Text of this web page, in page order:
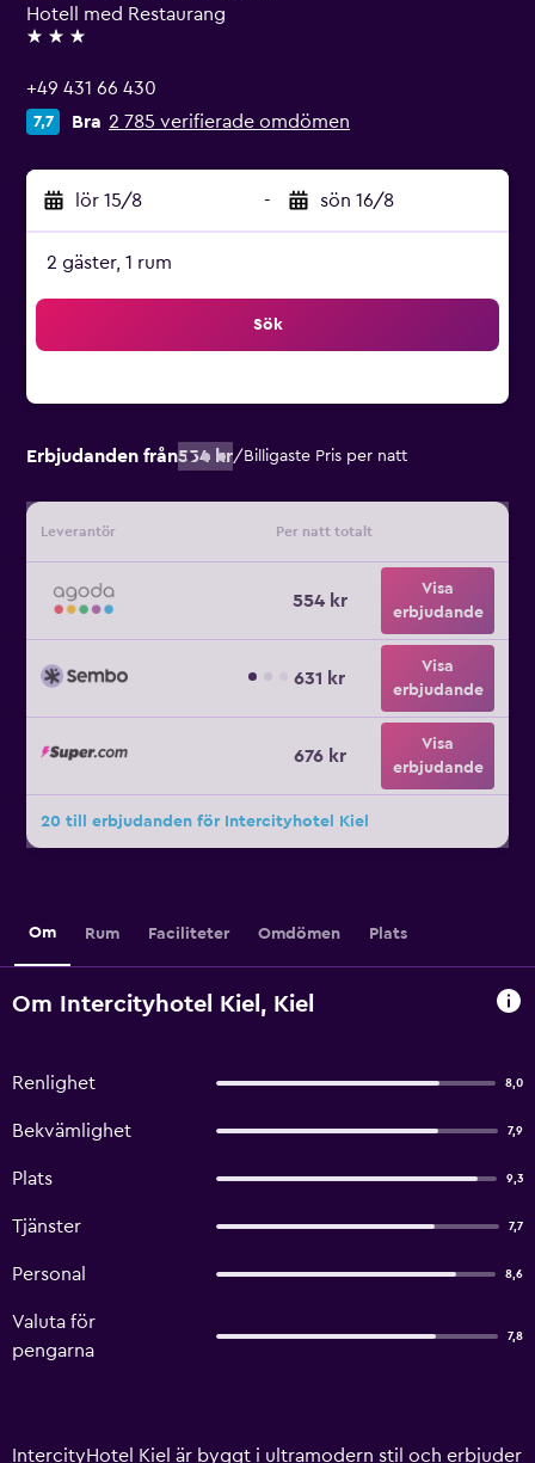
Hotell med Restaurang
3 stjärnor
+49 431 66 430
7,7 Bra 2 785 verifierade omdömen
lör 15/8 - sön 16/8
2 gäster, 1 rum
Sök
Erbjudanden från554 kr/ Billigaste Pris per natt
Leverantör Per natt totalt
554 kr
Visa
erbjudande
631 kr
Visa
erbjudande
676 kr
Visa
erbjudande
20 till erbjudanden för Intercityhotel Kiel
Om Rum Faciliteter Omdömen Plats
Om Intercityhotel Kiel, Kiel
Renlighet 8,0
Bekvämlighet 7,9
Plats 9,3
Tjänster 7,7
Personal 8,6
Valuta för
pengarna
7,8
IntercityHotel Kiel är byggt i ultramodern stil och erbjuder